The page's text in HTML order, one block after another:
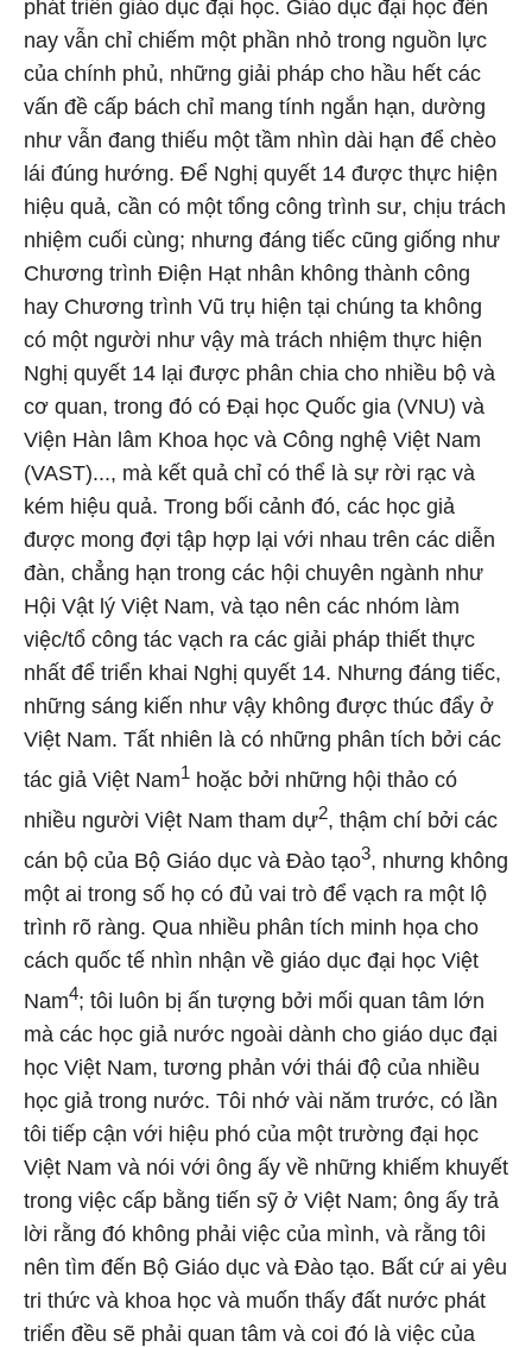
phát triển giáo dục đại học. Giáo dục đại học đến
nay vẫn chỉ chiếm một phần nhỏ trong nguồn lực
của chính phủ, những giải pháp cho hầu hết các
vấn đề cấp bách chỉ mang tính ngắn hạn, dường
như vẫn đang thiếu một tầm nhìn dài hạn để chèo
lái đúng hướng. Để Nghị quyết 14 được thực hiện
hiệu quả, cần có một tổng công trình sư, chịu trách
nhiệm cuối cùng; nhưng đáng tiếc cũng giống như
Chương trình Điện Hạt nhân không thành công
hay Chương trình Vũ trụ hiện tại chúng ta không
có một người như vậy mà trách nhiệm thực hiện
Nghị quyết 14 lại được phân chia cho nhiều bộ và
cơ quan, trong đó có Đại học Quốc gia (VNU) và
Viện Hàn lâm Khoa học và Công nghệ Việt Nam
(VAST)..., mà kết quả chỉ có thể là sự rời rạc và
kém hiệu quả. Trong bối cảnh đó, các học giả
được mong đợi tập hợp lại với nhau trên các diễn
đàn, chẳng hạn trong các hội chuyên ngành như
Hội Vật lý Việt Nam, và tạo nên các nhóm làm
việc/tổ công tác vạch ra các giải pháp thiết thực
nhất để triển khai Nghị quyết 14. Nhưng đáng tiếc,
những sáng kiến như vậy không được thúc đẩy ở
Việt Nam. Tất nhiên là có những phân tích bởi các
tác giả Việt Nam1 hoặc bởi những hội thảo có
nhiều người Việt Nam tham dự2, thậm chí bởi các
cán bộ của Bộ Giáo dục và Đào tạo3, nhưng không
một ai trong số họ có đủ vai trò để vạch ra một lộ
trình rõ ràng. Qua nhiều phân tích minh họa cho
cách quốc tế nhìn nhận về giáo dục đại học Việt
Nam4; tôi luôn bị ấn tượng bởi mối quan tâm lớn
mà các học giả nước ngoài dành cho giáo dục đại
học Việt Nam, tương phản với thái độ của nhiều
học giả trong nước. Tôi nhớ vài năm trước, có lần
tôi tiếp cận với hiệu phó của một trường đại học
Việt Nam và nói với ông ấy về những khiếm khuyết
trong việc cấp bằng tiến sỹ ở Việt Nam; ông ấy trả
lời rằng đó không phải việc của mình, và rằng tôi
nên tìm đến Bộ Giáo dục và Đào tạo. Bất cứ ai yêu
tri thức và khoa học và muốn thấy đất nước phát
triển đều sẽ phải quan tâm và coi đó là việc của